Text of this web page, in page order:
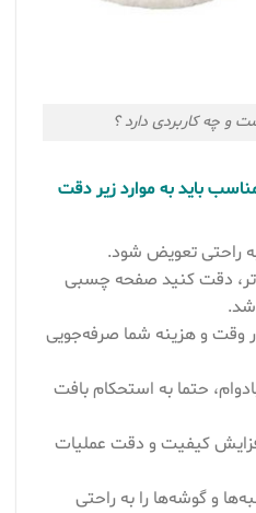
و چه کاربردی دارد ؟
باید به موارد زیر دقت
راحتی تعویض شود.
دقت کنید صفحه چسبی
در وقت و هزینه شما صرفه‌جویی
حتما به استحکام بافت
کیفیت و دقت عملیات
و گوشه‌ها را به راحتی